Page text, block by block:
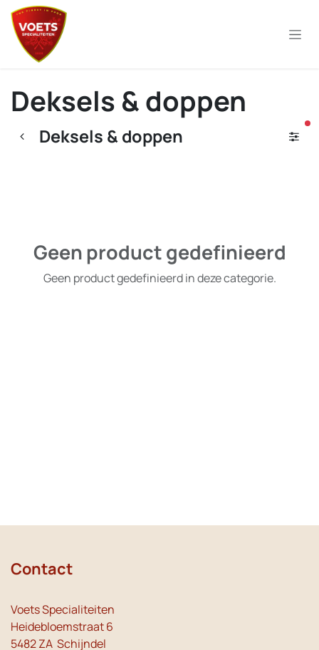
Overslaan naar inhoud
Deksels & doppen
Deksels & doppen
Geen product gedefinieerd
Geen product gedefinieerd in deze categorie.
Contact
Voets Specialiteiten
Heidebloemstraat 6
5482 ZA Schijndel